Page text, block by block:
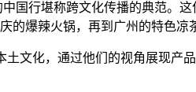
中国行堪称跨文化传播的典范。
的爆辣火锅，再到广州的特色
文化，通过他们的视角展现产